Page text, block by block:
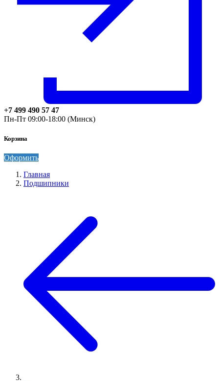
+7 499 490 57 47
Пн-Пт 09:00-18:00 (Минск)
Корзина
Оформить
Главная
Подшипники